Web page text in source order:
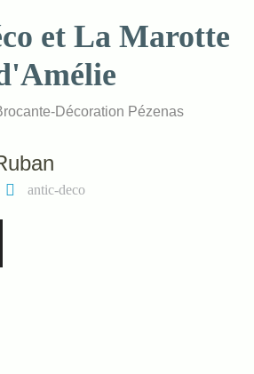
et La Marotte
Décoration Pézenas
antic-deco